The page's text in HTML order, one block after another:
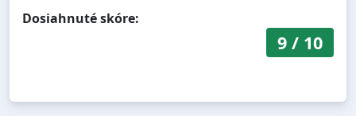
Dosiahnuté skóre:
9/ 10